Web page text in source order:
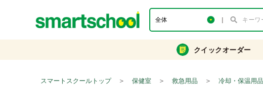
クイックオーダー
スマートスクールトップ ＞ 保健室 ＞ 救急用品 ＞ 冷却・保温用品